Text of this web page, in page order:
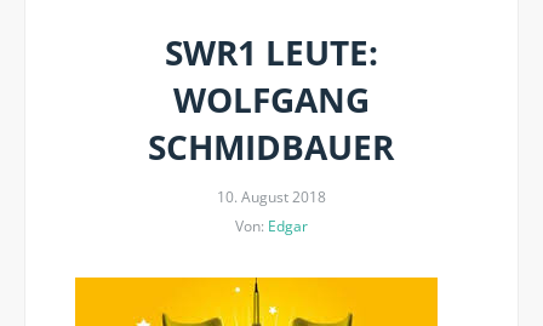
SWR1 LEUTE:
WOLFGANG
SCHMIDBAUER
10. August 2018
Von: Edgar